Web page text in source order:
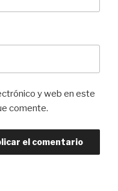
y web en este
comente.